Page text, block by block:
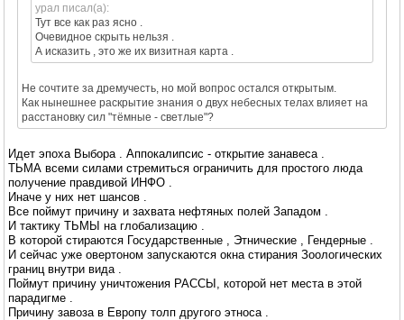
урал писал(а):
Тут все как раз ясно .
Очевидное скрыть нельзя .
А исказить , это же их визитная карта .
Не сочтите за дремучесть, но мой вопрос остался открытым.
Как нынешнее раскрытие знания о двух небесных телах влияет на
расстановку сил "тёмные - светлые"?
Идет эпоха Выбора . Аппокалипсис - открытие занавеса .
ТЬМА всеми силами стремиться ограничить для простого люда
получение правдивой ИНФО .
Иначе у них нет шансов .
Все поймут причину и захвата нефтяных полей Западом .
И тактику ТЬМЫ на глобализацию .
В которой стираются Государственные , Этнические , Гендерные .
И сейчас уже овертоном запускаются окна стирания Зоологических
границ внутри вида .
Поймут причину уничтожения РАССЫ, которой нет места в этой
парадигме .
Причину завоза в Европу толп другого этноса .